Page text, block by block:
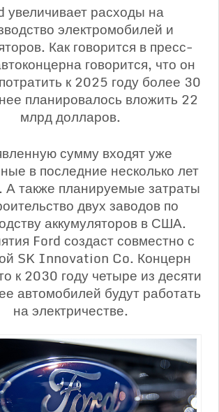
увеличивает расходы на
электромобилей и
Как говорится в пресс-
говорится, что он
к 2025 году более 30
планировалось вложить 22
млрд долларов.
сумму входят уже
в последние несколько лет
А также планируемые затраты
двух заводов по
аккумуляторов в США.
Ford создаст совместно с
SK Innovation Co. Концерн
к 2030 году четыре из десяти
автомобилей будут работать
на электричестве.